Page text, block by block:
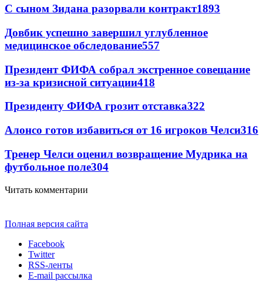
С сыном Зидана разорвали контракт1893
Довбик успешно завершил углубленное
медицинское обследование557
Президент ФИФА собрал экстренное совещание
из-за кризисной ситуации418
Президенту ФИФА грозит отставка322
Алонсо готов избавиться от 16 игроков Челси316
Тренер Челси оценил возвращение Мудрика на
футбольное поле304
Читать комментарии
Полная версия сайта
Facebook
Twitter
RSS-ленты
E-mail рассылка